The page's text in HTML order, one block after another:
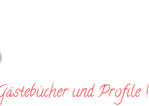
und Profile !